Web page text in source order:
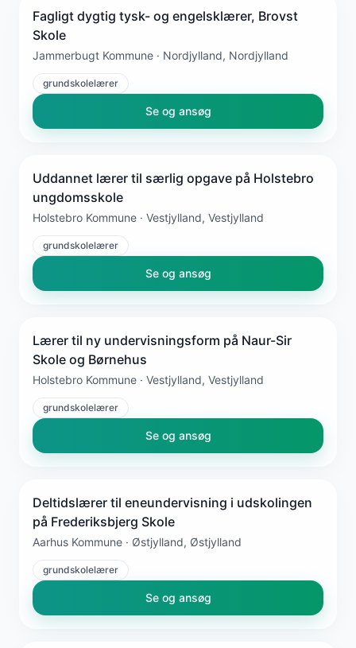
Fagligt dygtig tysk- og engelsklærer, Brovst
Skole
Jammerbugt Kommune · Nordjylland, Nordjylland
grundskolelærer
Se og ansøg
Uddannet lærer til særlig opgave på Holstebro
ungdomsskole
Holstebro Kommune · Vestjylland, Vestjylland
grundskolelærer
Se og ansøg
Lærer til ny undervisningsform på Naur-Sir
Skole og Børnehus
Holstebro Kommune · Vestjylland, Vestjylland
grundskolelærer
Se og ansøg
Deltidslærer til eneundervisning i udskolingen
på Frederiksbjerg Skole
Aarhus Kommune · Østjylland, Østjylland
grundskolelærer
Se og ansøg